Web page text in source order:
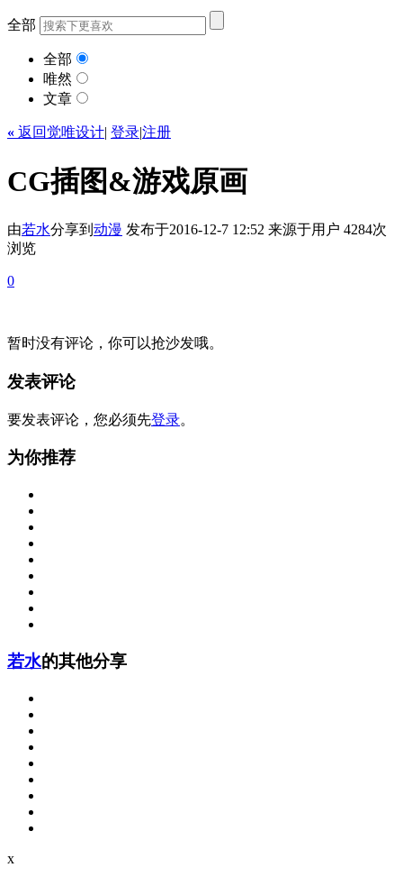
全部
全部
唯然
文章
« 返回觉唯设计| 登录|注册
CG插图&游戏原画
由若水分享到 动漫 发布于2016-12-7 12:52 来源于用户 4284次
浏览
0
暂时没有评论，你可以抢沙发哦。
发表评论
要发表评论，您必须先登录。
为你推荐
若水的其他分享
x